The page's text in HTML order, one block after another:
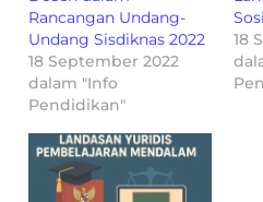
Rancangan Undang-
Undang Sisdiknas 2022
18 September 2022
dalam "Info
Pendidikan"
18